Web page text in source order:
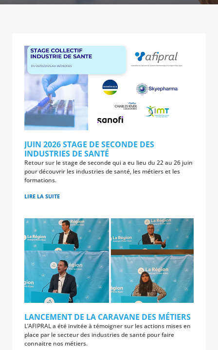
JUIN 2026 STAGE DE SECONDE DES
INDUSTRIES DE SANTÉ
Retour sur le stage de seconde qui a eu lieu du 22 au 26 juin
pour découvrir les industries de santé, les métiers et les
formations.
LIRE LA SUITE
LANCEMENT DE LA CARAVANE DES MÉTIERS
L’AFIPRAL a été invitée à témoigner sur les actions mises en
place par le secteur des industries de santé pour faire
connaitre nos métiers.